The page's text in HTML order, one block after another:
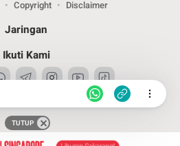
Copyright Disclaimer
Jaringan
Ikuti Kami
TUTUP